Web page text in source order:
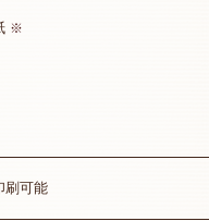
※
刷可能